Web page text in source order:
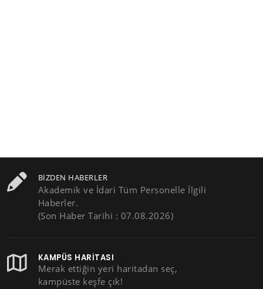
BIZDEN HABERLER
Akademik ve İdari Tüm Personelle İlgili
Haberler.
(Son Haber Tarihi : 07.08.2026)
KAMPÜS HARITASI
Merak ettiğin yeri haritadan seç,
kampüste keşfe çık!